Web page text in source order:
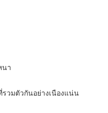
นา
รวมตัวกันอย่างเนืองแน่น